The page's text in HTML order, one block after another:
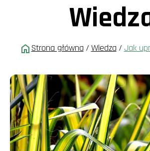
Strona główna / Wiedza / Jak